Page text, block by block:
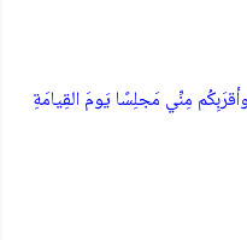
مِنِّي مَجلِسًا يَومَ القِيامَةِ